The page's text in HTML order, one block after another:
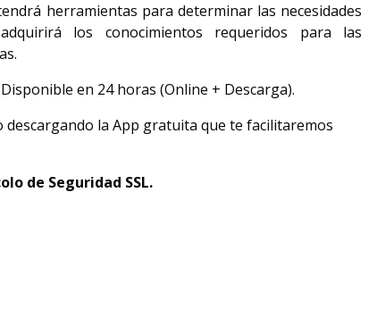
herramientas para determinar las necesidades
los conocimientos requeridos para las
Disponible en 24 horas (Online + Descarga).
la App gratuita que te facilitaremos
de Seguridad SSL.